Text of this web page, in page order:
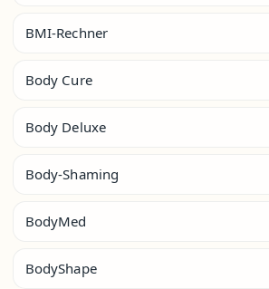
BMI-Rechner
Body Cure
Body Deluxe
Body-Shaming
BodyMed
BodyShape